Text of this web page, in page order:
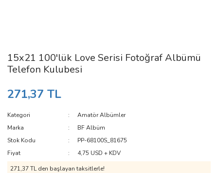
15x21 100'lük Love Serisi Fotoğraf Albümü
Telefon Kulubesi
271,37 TL
Kategori
Amatör Albümler
Marka
BF Albüm
Stok Kodu
PP-68100S_81675
Fiyat
4,75 USD + KDV
271,37 TL den başlayan taksitlerle!